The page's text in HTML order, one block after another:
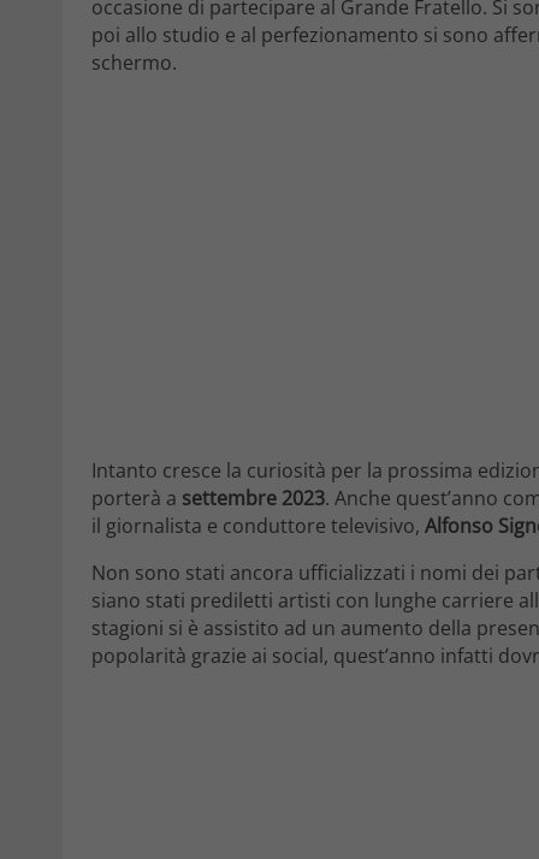
occasione di partecipare al Grande Fratello. Si
poi allo studio e al perfezionamento si sono
schermo.
Intanto cresce la curiosità per la prossima
porterà a settembre 2023. Anche quest’anno
il giornalista e conduttore televisivo, Alfonso
Non sono stati ancora ufficializzati i nomi dei
siano stati prediletti artisti con lunghe carriere
stagioni si è assistito ad un aumento della
popolarità grazie ai social, quest’anno infatti